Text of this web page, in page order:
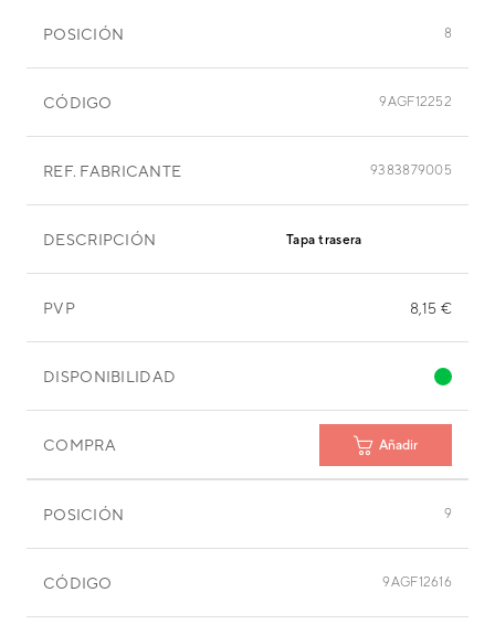
POSICIÓN 8
CÓDIGO 9AGF12252
REF. FABRICANTE 9383879005
DESCRIPCIÓN Tapa trasera
PVP 8,15 €
DISPONIBILIDAD
COMPRA Añadir
POSICIÓN 9
CÓDIGO 9AGF12616